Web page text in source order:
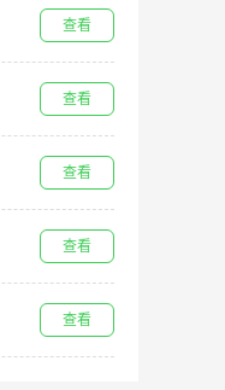
查看
查看
查看
查看
查看